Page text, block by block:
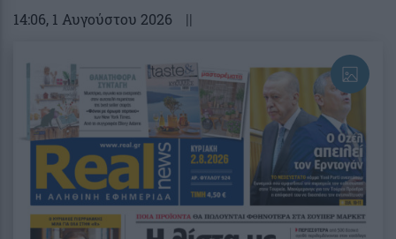
14:06, 1 Αυγούστου 2026 ||